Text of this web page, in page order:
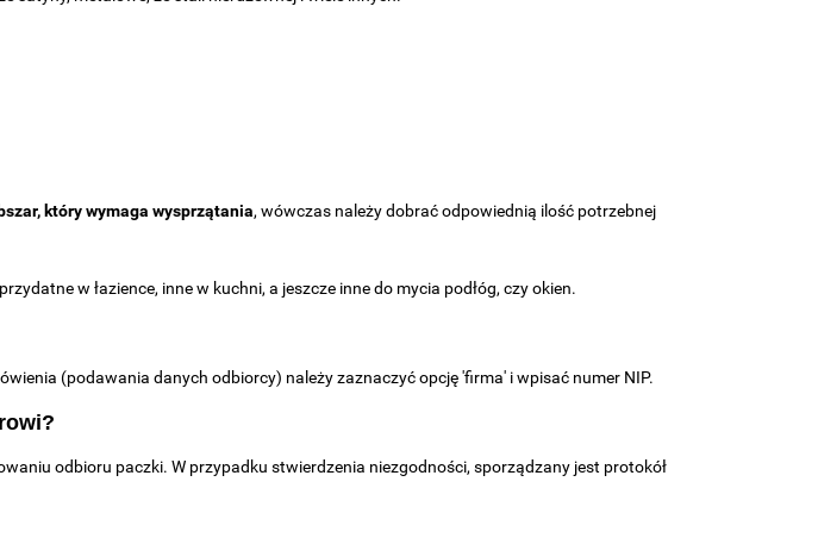
który wymaga wysprzątania, wówczas należy dobrać odpowiednią ilość potrzebnej
w łazience, inne w kuchni, a jeszcze inne do mycia podłóg, czy okien.
(podawania danych odbiorcy) należy zaznaczyć opcję 'firma' i wpisać numer NIP.
odbioru paczki. W przypadku stwierdzenia niezgodności, sporządzany jest protokół